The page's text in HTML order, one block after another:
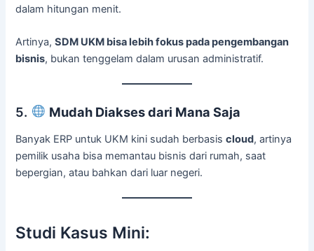
dalam hitungan menit.
Artinya,SDM UKM bisa lebih fokus pada pengembangan
bisnis, bukan tenggelam dalam urusan administratif.
5. Mudah Diakses dari Mana Saja
Banyak ERP untuk UKM kini sudah berbasiscloud, artinya
pemilik usaha bisa memantau bisnis dari rumah, saat
bepergian, atau bahkan dari luar negeri.
Studi Kasus Mini: